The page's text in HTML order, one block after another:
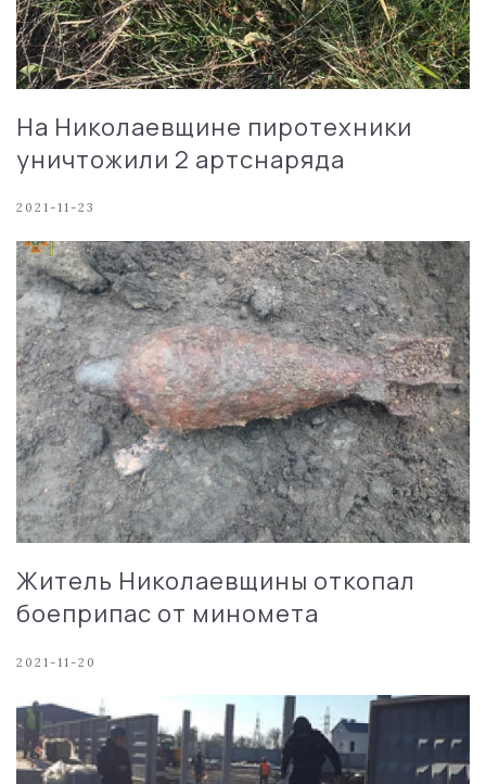
На Николаевщине пиротехники
уничтожили 2 артснаряда
2021-11-23
Житель Николаевщины откопал
боеприпас от миномета
2021-11-20